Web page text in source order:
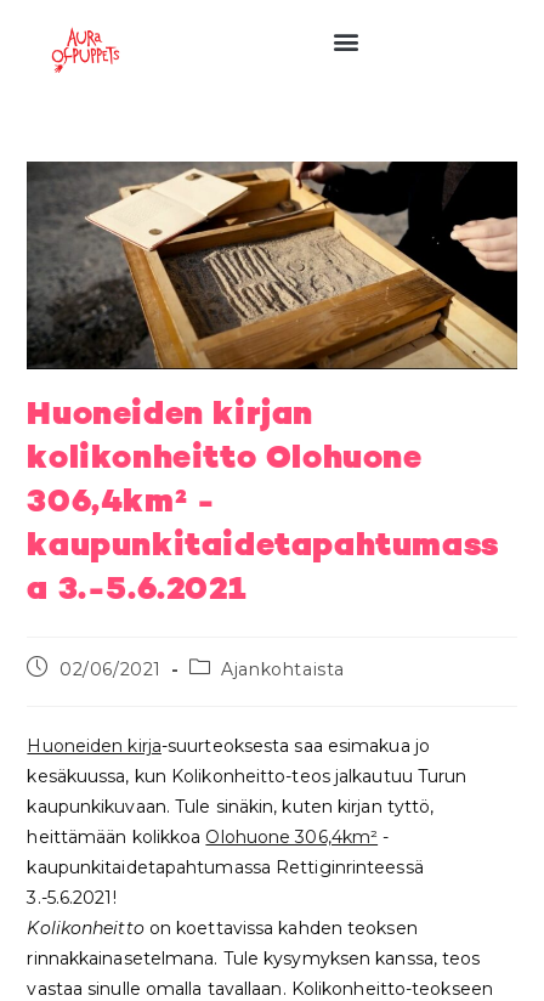
Huoneiden kirjan
kolikonheitto Olohuone
306,4km² -
kaupunkitaidetapahtumass
a 3.-5.6.2021
02/06/2021 Ajankohtaista
Huoneiden kirja-suurteoksesta saa esimakua jo
kesäkuussa, kun Kolikonheitto-teos jalkautuu Turun
kaupunkikuvaan. Tule sinäkin, kuten kirjan tyttö,
heittämään kolikkoa Olohuone 306,4km² -
kaupunkitaidetapahtumassa Rettiginrinteessä
3.-5.6.2021!
Kolikonheittoon koettavissa kahden teoksen
rinnakkainasetelmana. Tule kysymyksen kanssa, teos
vastaa sinulle omalla tavallaan. Kolikonheitto-teokseen